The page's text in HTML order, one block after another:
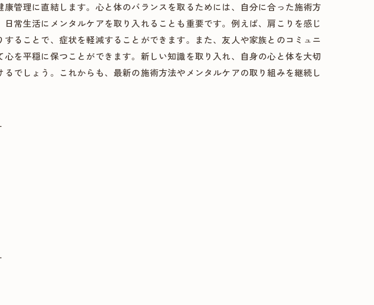
管理に直結します。心と体のバランスを取るためには、自分に合った施術方
常生活にメンタルケアを取り入れることも重要です。例えば、肩こりを感じ
ることで、症状を軽減することができます。また、友人や家族とのコミュニ
を平穏に保つことができます。新しい知識を取り入れ、自身の心と体を大切
でしょう。これからも、最新の施術方法やメンタルケアの取り組みを継続し